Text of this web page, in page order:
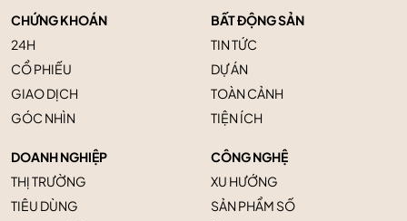
CHỨNG KHOÁN
24H
CỔ PHIẾU
GIAO DỊCH
GÓC NHÌN
BẤT ĐỘNG SẢN
TIN TỨC
DỰ ÁN
TOÀN CẢNH
TIỆN ÍCH
DOANH NGHIỆP
THỊ TRƯỜNG
TIÊU DÙNG
CÔNG NGHỆ
XU HƯỚNG
SẢN PHẨM SỐ